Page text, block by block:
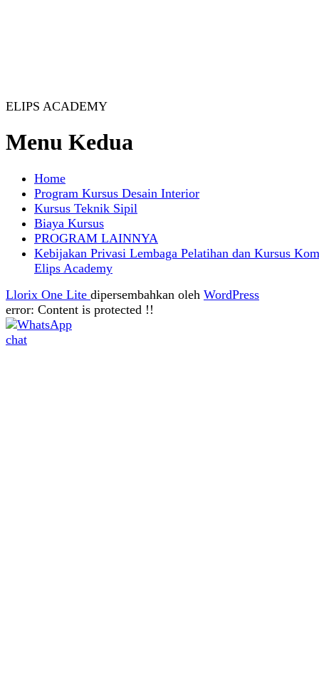
ELIPS ACADEMY
Menu Kedua
Home
Program Kursus Desain Interior
Kursus Teknik Sipil
Biaya Kursus
PROGRAM LAINNYA
Kebijakan Privasi Lembaga Pelatihan dan Kursus
Elips Academy
Llorix One Lite dipersembahkan oleh WordPress
error: Content is protected !!